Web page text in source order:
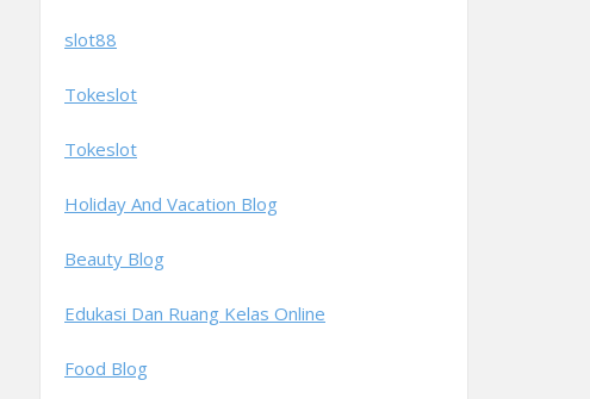
slot88
Tokeslot
Tokeslot
Holiday And Vacation Blog
Beauty Blog
Edukasi Dan Ruang Kelas Online
Food Blog